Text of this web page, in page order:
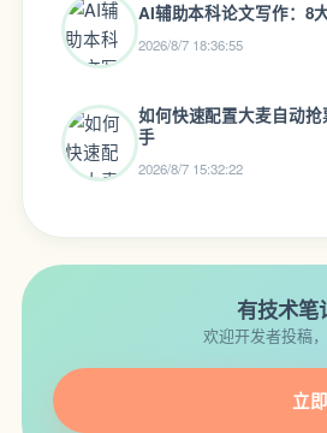
AI辅助本科论文写作：8
2026/8/7 18:36:55
如何快速配置大麦自动
手
2026/8/7 15:32:22
有技术笔
欢迎开发者投稿
立